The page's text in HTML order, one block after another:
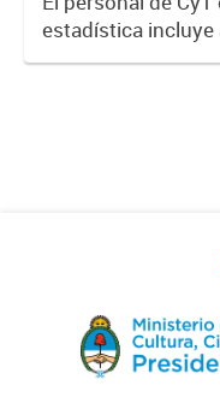
estadística incluye
personas